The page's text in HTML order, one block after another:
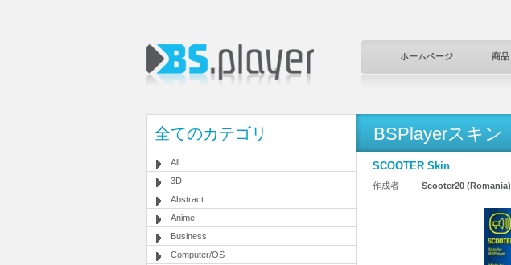
ホームページ 商品
全てのカテゴリ
All
3D
Abstract
Anime
Business
Computer/OS
BSPlayerスキン
SCOOTER Skin
作成者 : Scooter20 (Romania)